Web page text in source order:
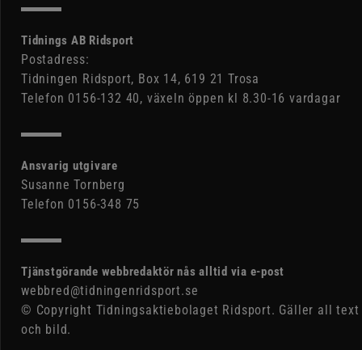
Tidnings AB Ridsport
Postadress:
Tidningen Ridsport, Box 14, 619 21 Trosa
Telefon 0156-132 40, växeln öppen kl 8.30-16 vardagar
Ansvarig utgivare
Susanne Tornberg
Telefon 0156-348 75
Tjänstgörande webbredaktör nås alltid via e-post
webbred@tidningenridsport.se
© Copyright Tidningsaktiebolaget Ridsport. Gäller all text
och bild.